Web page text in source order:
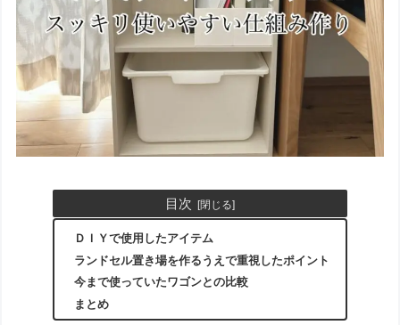
目次
ＤＩＹで使用したアイテム
ランドセル置き場を作るうえで重視したポイント
今まで使っていたワゴンとの比較
まとめ